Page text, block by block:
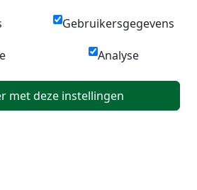
Gebruikersgegevens
Analyse
met deze instellingen